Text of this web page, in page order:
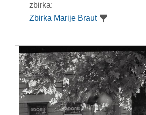
zbirka:
Zbirka Marije Braut